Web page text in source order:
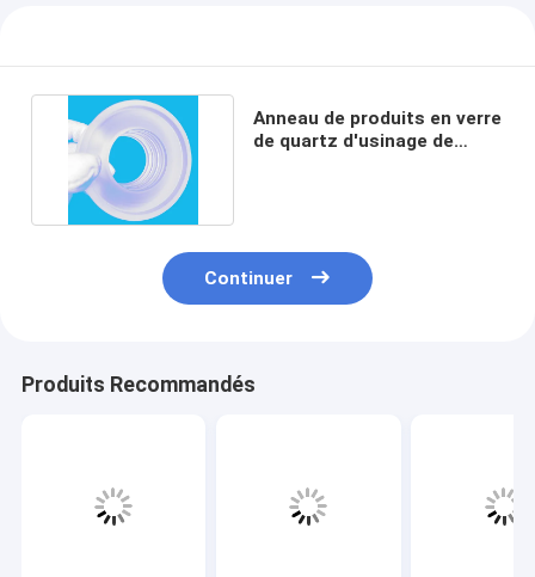
Anneau de produits en verre
de quartz d'usinage de
Continuer
Produits Recommandés